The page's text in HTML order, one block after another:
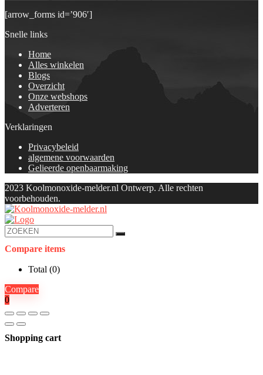
[arrow_forms id=’906′]
Snelle links
Home
Alles winkelen
Blogs
Overzicht
Onze webshops
Adverteren
Verklaringen
Privacybeleid
algemene voorwaarden
Gelieerde openbaarmaking
2023 Koolmonoxide-melder.nl Ontwerp. Alle rechten
voorbehouden.
Compare items
Total (0)
Compare
0
Shopping cart